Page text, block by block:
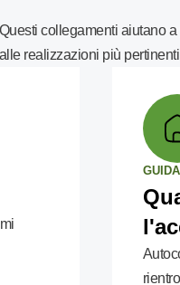
Questi collegamenti aiutano
alle realizzazioni più
GUIDA